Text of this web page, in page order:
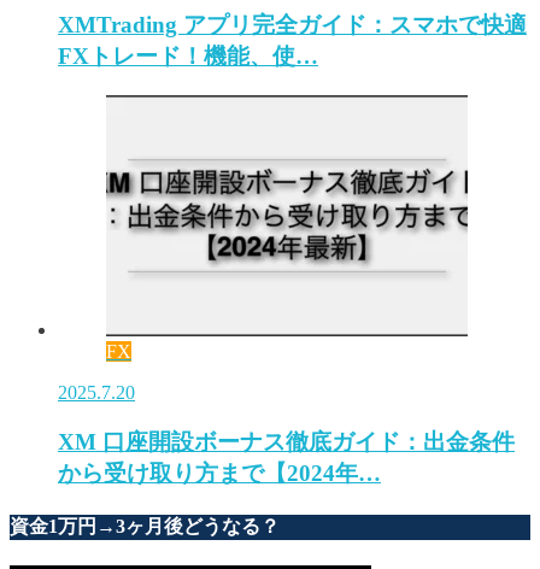
XMTrading アプリ完全ガイド：スマホで快適
FXトレード！機能、使…
FX
2025.7.20
XM 口座開設ボーナス徹底ガイド：出金条件
から受け取り方まで【2024年…
資金1万円→3ヶ月後どうなる？